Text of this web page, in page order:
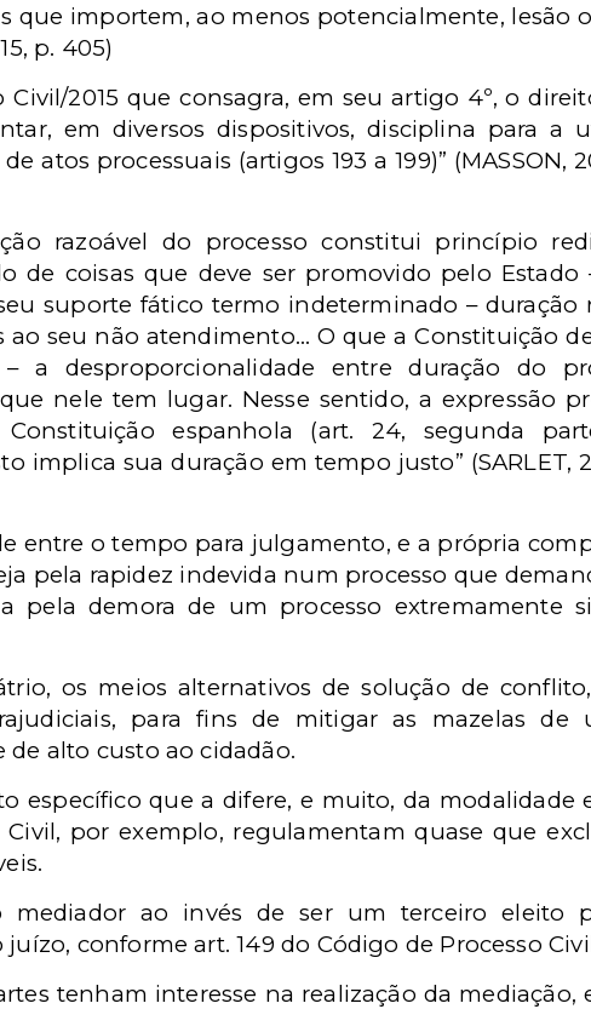
que importem, ao menos potencialmente, lesão
p. 405)
Civil/2015 que consagra, em seu artigo 4º, o
em diversos dispositivos, disciplina para a
atos processuais (artigos 193 a 199)” (MASSON,
razoável do processo constitui princípio
de coisas que deve ser promovido pelo Estado
suporte fático termo indeterminado – duração
seu não atendimento... O que a Constituição
a desproporcionalidade entre duração do
nele tem lugar. Nesse sentido, a expressão
espanhola (art. 24, segunda
implica sua duração em tempo justo” (SARLET,
entre o tempo para julgamento, e a própria
pela rapidez indevida num processo que
pela demora de um processo extremamente
os meios alternativos de solução de
para fins de mitigar as mazelas de
de alto custo ao cidadão.
específico que a difere, e muito, da modalidade
por exemplo, regulamentam quase que
mediador ao invés de ser um terceiro eleito
conforme art. 149 do Código de Processo
tenham interesse na realização da mediação,